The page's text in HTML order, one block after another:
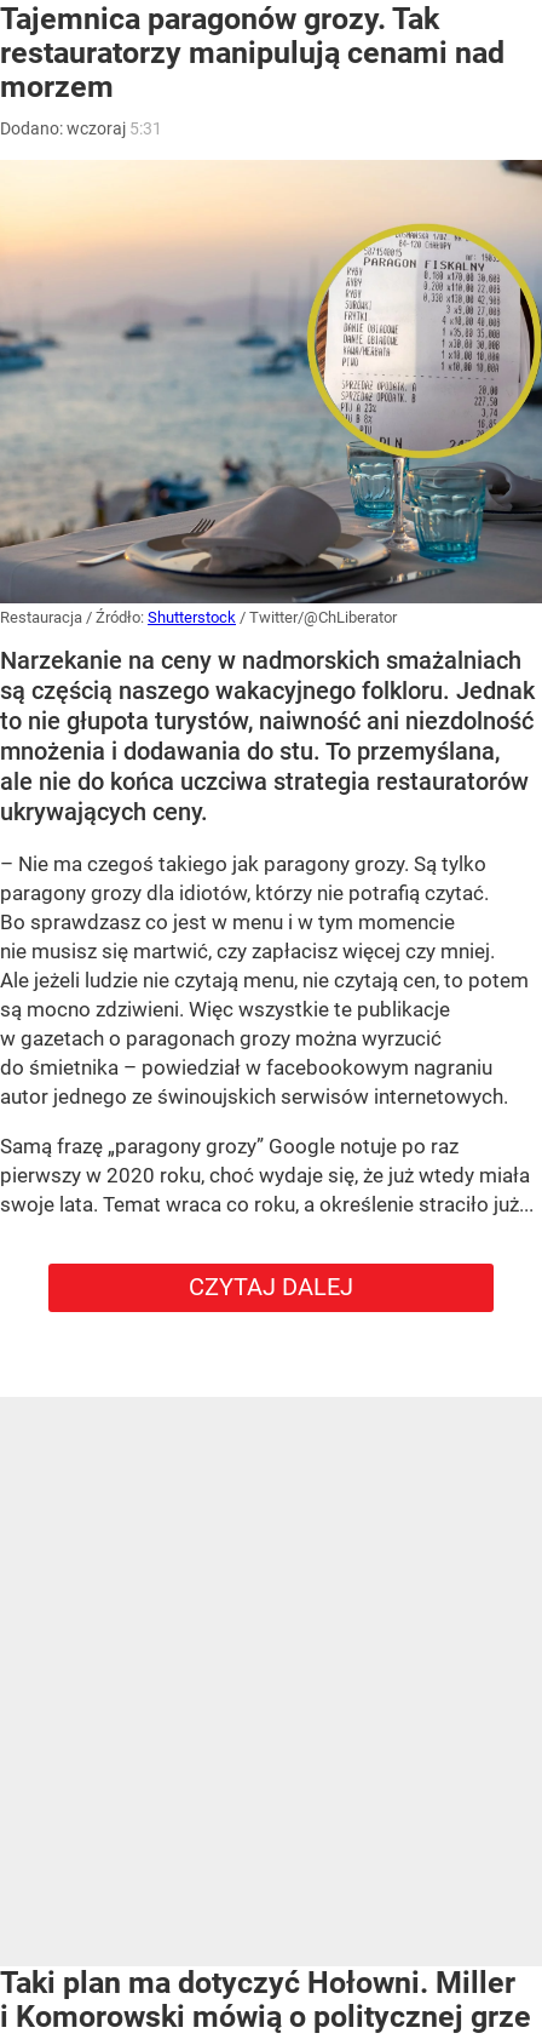
Tajemnica paragonów grozy. Tak
restauratorzy manipulują cenami nad
morzem
Dodano:wczoraj 5:31
Restauracja / Źródło: Shutterstock / Twitter/@ChLiberator
Narzekanie na ceny w nadmorskich smażalniach
są częścią naszego wakacyjnego folkloru. Jednak
to nie głupota turystów, naiwność ani niezdolność
mnożenia i dodawania do stu. To przemyślana,
ale nie do końca uczciwa strategia restauratorów
ukrywających ceny.
– Nie ma czegoś takiego jak paragony grozy. Są tylko
paragony grozy dla idiotów, którzy nie potrafią czytać.
Bo sprawdzasz co jest w menu i w tym momencie
nie musisz się martwić, czy zapłacisz więcej czy mniej.
Ale jeżeli ludzie nie czytają menu, nie czytają cen, to potem
są mocno zdziwieni. Więc wszystkie te publikacje
w gazetach o paragonach grozy można wyrzucić
do śmietnika – powiedział w facebookowym nagraniu
autor jednego ze świnoujskich serwisów internetowych.
Samą frazę „paragony grozy” Google notuje po raz
pierwszy w 2020 roku, choć wydaje się, że już wtedy miała
swoje lata. Temat wraca co roku, a określenie straciło już...
CZYTAJ DALEJ
Taki plan ma dotyczyć Hołowni. Miller
i Komorowski mówią o politycznej grze